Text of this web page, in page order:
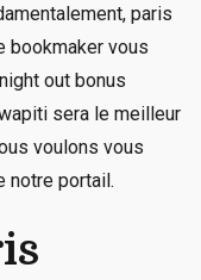
paris
bookmaker vous
out bonus
sera le meilleur
voulons vous
notre portail.